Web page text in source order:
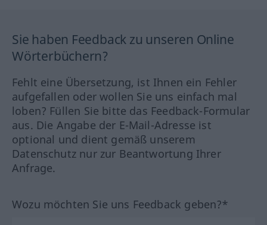
Sie haben Feedback zu unseren Online
Wörterbüchern?
Fehlt eine Übersetzung, ist Ihnen ein Fehler
aufgefallen oder wollen Sie uns einfach mal
loben? Füllen Sie bitte das Feedback-Formular
aus. Die Angabe der E-Mail-Adresse ist
optional und dient gemäß unserem
Datenschutz nur zur Beantwortung Ihrer
Anfrage.
Wozu möchten Sie uns Feedback geben?*